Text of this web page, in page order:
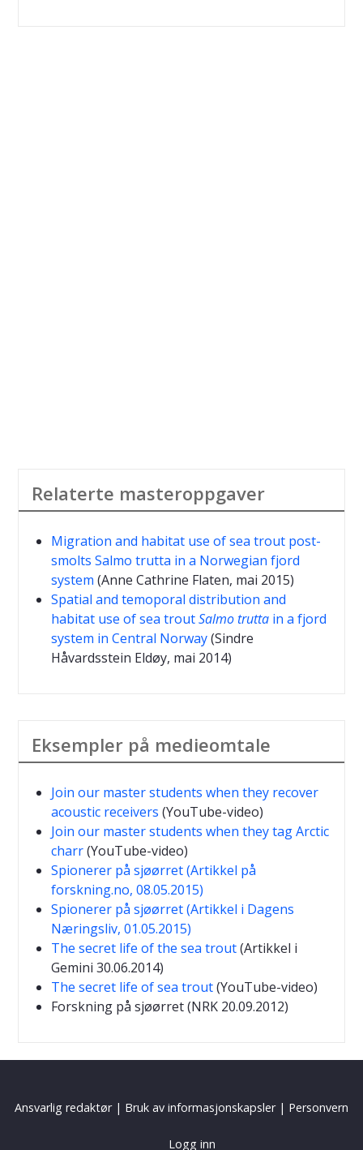
Relaterte masteroppgaver
Migration and habitat use of sea trout post-
smolts Salmo trutta in a Norwegian fjord
system (Anne Cathrine Flaten, mai 2015)
Spatial and temoporal distribution and
habitat use of sea troutSalmo trutta in a fjord
system in Central Norway(Sindre
Håvardsstein Eldøy, mai 2014)
Eksempler på medieomtale
Join our master students when they recover
acoustic receivers (YouTube-video)
Join our master students when they tag Arctic
charr(YouTube-video)
Spionerer på sjøørret (Artikkel på
forskning.no, 08.05.2015)
Spionerer på sjøørret (Artikkel i Dagens
Næringsliv, 01.05.2015)
The secret life of the sea trout(Artikkel i
Gemini 30.06.2014)
The secret life of sea trout(YouTube-video)
Forskning på sjøørret (NRK 20.09.2012)
Ansvarlig redaktør| Bruk av informasjonskapsler| Personvern
Logg inn